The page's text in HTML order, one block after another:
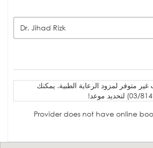
Dr. Jihad Rizk
غير متوفر لمزود الرعاية الطبية. يمكنك
Provider does not have online